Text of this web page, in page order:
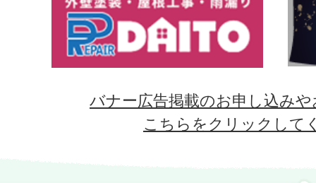
バナー広告掲載のお申し込み
こちらをクリックして